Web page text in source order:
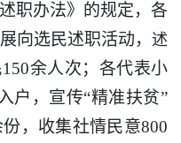
职办法》的规定，各
向选民述职活动， 述
余人次；各代表小
户，宣传“精准扶贫”
，收集社情民意800